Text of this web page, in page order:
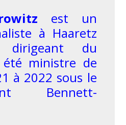
est un
à Haaretz
du
ministre de
à 2022 sous le
Bennett-